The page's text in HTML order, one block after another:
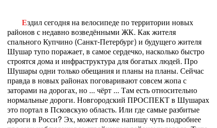
Ездил сегодня на велосипеде по территории новых
районов с недавно возведёнными ЖК. Как жителя
спального Купчино (Санкт-Петербург) и будущего жителя
Шушар тупо поражает, в самое сердечко, насколько быстро
строятся дома и инфраструктура для богатых людей. Про
Шушары одни только обещания и планы на планы. Сейчас
правда в новых районах поговаривают совсем жопа с
заторами на дорогах, но ... чёрт ... Там есть относительно
нормальные дороги. Новгородский ПРОСПЕКТ в Шушарах
это портал в Псковскую область. Или где самые разбитые
дороги в Росси? Эх, может позже напишу чуть подробнее